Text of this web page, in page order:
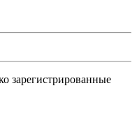
зарегистрированные